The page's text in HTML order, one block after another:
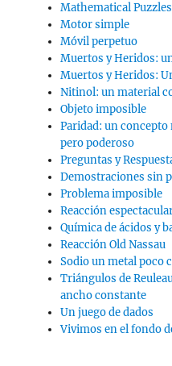
Mathematical
Motor simple
Móvil perpetuo
Muertos y Heridos:
Muertos y Heridos:
Nitinol: un material
Objeto imposible
Paridad: un
pero poderoso
Preguntas y
Demostraciones sin
Problema imposible
Reacción
Química de ácidos y
Reacción Old Nassau
Sodio un metal poco
Triángulos de
ancho constante
Un juego de dados
Vivimos en el fondo